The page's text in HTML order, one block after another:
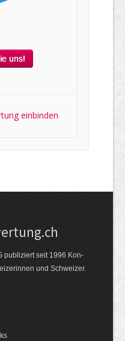
einbinden
publi­ziert seit 1996 Kon­
und Schweizer.